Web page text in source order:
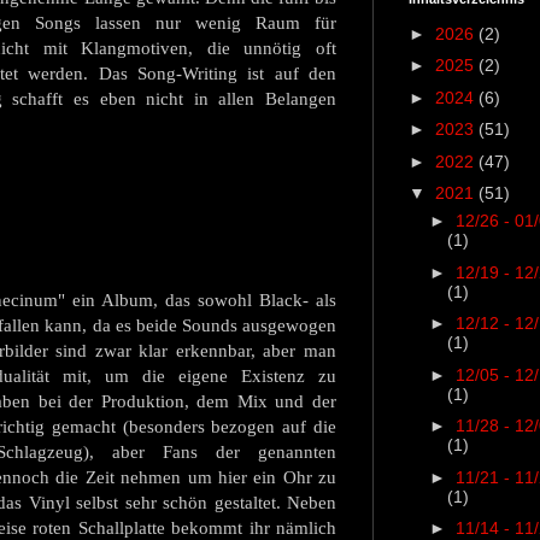
Songs lassen nur wenig Raum für
mit Klangmotiven, die unnötig oft
werden. Das Song-Writing ist auf den
schafft es eben nicht in allen Belangen
ein Album, das sowohl Black- als
kann, da es beide Sounds ausgewogen
sind zwar klar erkennbar, aber man
mit, um die eigene Existenz zu
bei der Produktion, dem Mix und der
gemacht (besonders bezogen auf die
aber Fans der genannten
die Zeit nehmen um hier ein Ohr zu
Vinyl selbst sehr schön gestaltet. Neben
roten Schallplatte bekommt ihr nämlich
► 2026 (2)
► 2025 (2)
► 2024 (6)
► 2023 (51)
► 2022 (47)
▼ 2021 (51)
► 12/26 -
(1)
► 12/19 -
(1)
► 12/12 -
(1)
► 12/05 -
(1)
► 11/28 -
(1)
► 11/21 -
(1)
► 11/14 -